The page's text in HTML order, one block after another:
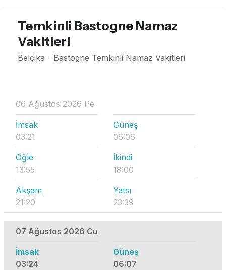
Temkinli Bastogne Namaz
Vakitleri
Belçika - Bastogne Temkinli Namaz Vakitleri
06 Ağustos 2026 Pe
İmsak
03:21
Güneş
06:06
Öğle
13:55
İkindi
18:00
Akşam
21:20
Yatsı
23:39
07 Ağustos 2026 Cu
İmsak
03:24
Güneş
06:07